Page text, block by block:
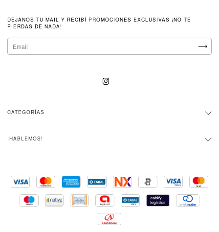
DEJANOS TU MAIL Y RECIBÍ PROMOCIONES EXCLUSIVAS ¡NO TE
PIERDAS DE NADA!
CATEGORÍAS
¡HABLEMOS!